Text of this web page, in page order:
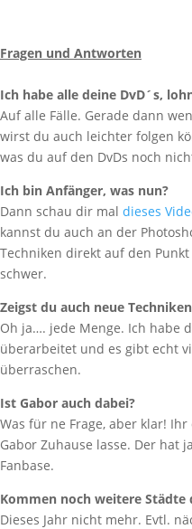
Fragen und Antworten
Ich habe alle deine DvD´s,
Auf alle Fälle. Gerade dann
wirst du auch leichter folgen
was du auf den DvDs noch
Ich bin Anfänger, was nun?
Dann schau dir mal dieses
kannst du auch an der
Techniken direkt auf den
schwer.
Zeigst du auch neue
Oh ja…. jede Menge. Ich habe
überarbeitet und es gibt echt
überraschen.
Ist Gabor auch dabei?
Was für ne Frage, aber klar!
Gabor Zuhause lasse. Der hat
Fanbase.
Kommen noch weitere Städte
Dieses Jahr nicht mehr. Evtl.